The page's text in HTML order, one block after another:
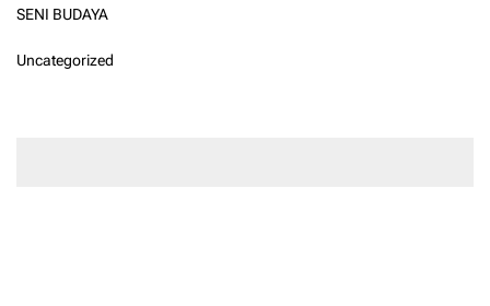
SENI BUDAYA
Uncategorized